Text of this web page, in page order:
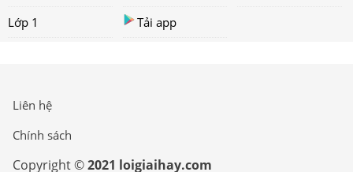
Lớp 1
Tải app
Liên hệ
Chính sách
Copyright ©2021 loigiaihay.com